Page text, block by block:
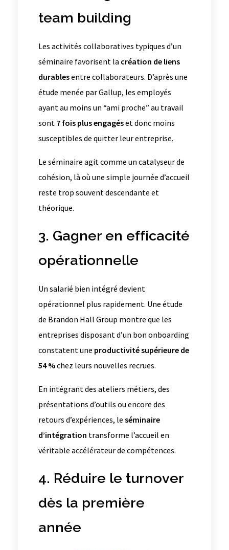
team building
Les activités collaboratives typiques d’un
séminaire favorisent la création de liens
durablesentre collaborateurs. D’après une
étude menée par Gallup, les employés
ayant au moins un “ami proche” au travail
sont 7 fois plus engagéset donc moins
susceptibles de quitter leur entreprise.
Le séminaire agit comme un catalyseur de
cohésion, là où une simple journée d’accueil
reste trop souvent descendante et
théorique.
3. Gagner en efficacité
opérationnelle
Un salarié bien intégré devient
opérationnel plus rapidement. Une étude
de Brandon Hall Group montre que les
entreprises disposant d’un bon onboarding
constatent une productivité supérieure de
54 %chez leurs nouvelles recrues.
En intégrant des ateliers métiers, des
présentations d’outils ou encore des
retours d’expériences, le séminaire
d’intégration transforme l’accueil en
véritable accélérateur de compétences.
4. Réduire le turnover
dès la première
année